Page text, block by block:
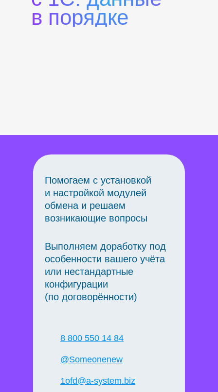
в порядке
Помогаем с установкой
и настройкой модулей
обмена и решаем
возникающие вопросы
Выполняем доработку под
особенности вашего учёта
или нестандартные
конфигурации
(по договорённости)
8 800 550 14 84
@Someonenew
1ofd@a-system.biz